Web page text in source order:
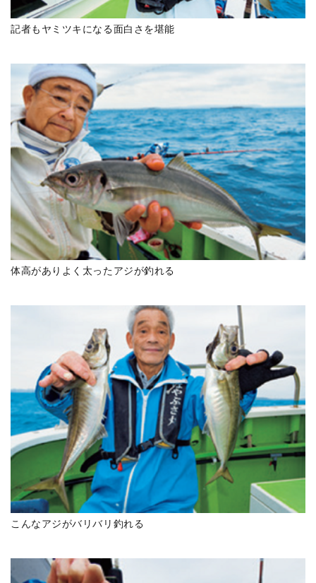
記者もヤミツキになる面白さを堪能
体高がありよく太ったアジが釣れる
こんなアジがバリバリ釣れる